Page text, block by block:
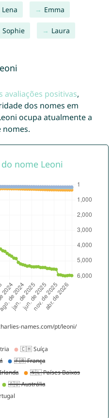
Lena Emma
Sophie Laura
avaliações positivas,
dos nomes em
ocupa atualmente a
nomes.